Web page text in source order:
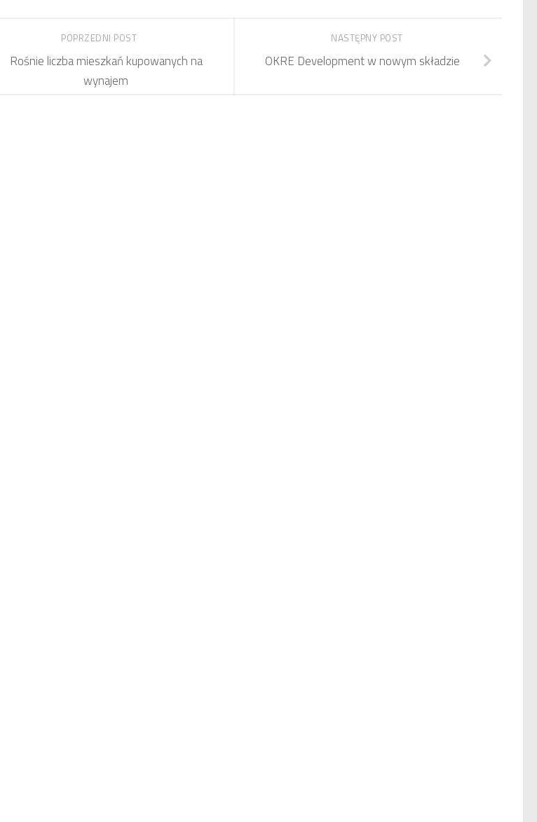
NASTĘPNY POST
OKRE Development w nowym składzie
POPRZEDNI POST
Rośnie liczba mieszkań kupowanych na
wynajem